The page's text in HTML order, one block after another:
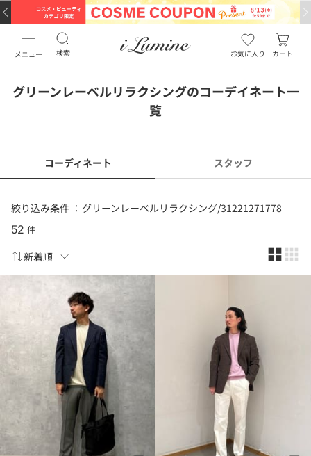
メニュー 検索 お気に入り カート
グリーンレーベルリラクシングのコーデイネート一
覧
コーディネート スタッフ
絞り込み条件 ： グリーンレーベルリラクシング/31221271778
52 件